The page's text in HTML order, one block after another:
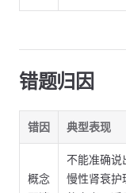
错题归因
错因 典型表现
概念
不能准确说
慢性肾衰护